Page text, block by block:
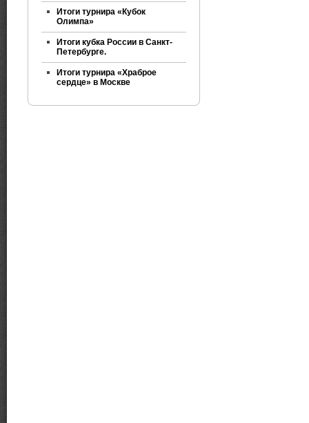
Итоги турнира «Кубок
Олимпа»
Итоги кубка России в Санкт-
Петербурге.
Итоги турнира «Храброе
сердце» в Москве